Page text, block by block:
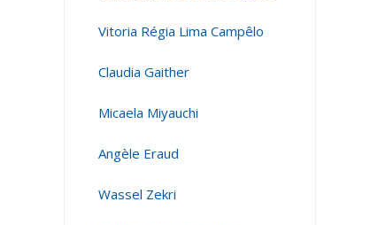
Vitoria Régia Lima Campêlo
Claudia Gaither
Micaela Miyauchi
Angèle Eraud
Wassel Zekri